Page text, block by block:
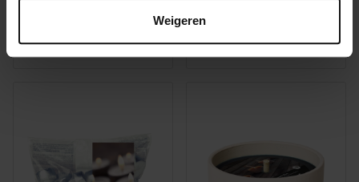
WeigerenÀ partir de
Plusieurs variantes